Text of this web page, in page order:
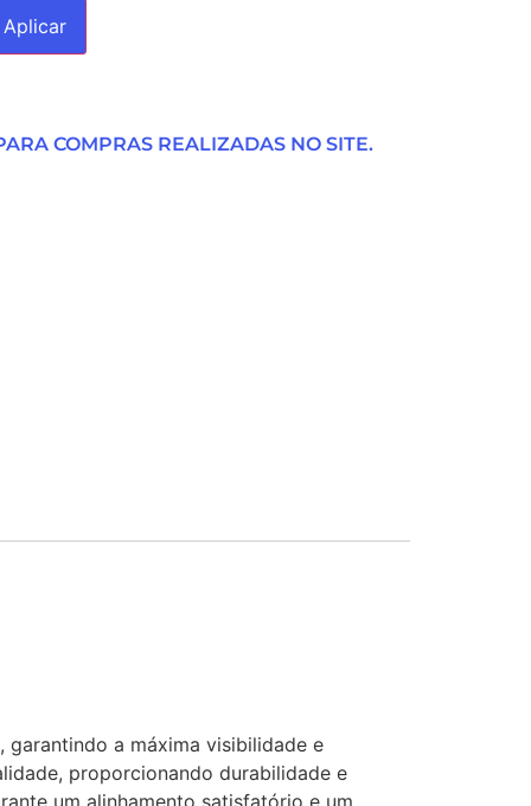
Aplicar
COMPRAS REALIZADAS NO SITE.
garantindo a máxima visibilidade e
proporcionando durabilidade e
um alinhamento satisfatório e um